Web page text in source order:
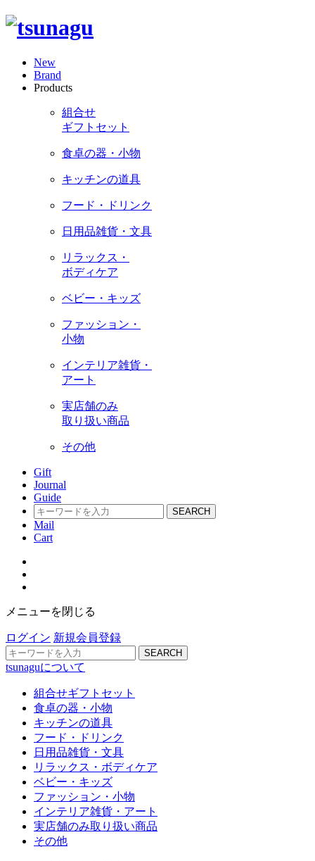
New
Brand
Products
組合せ
ギフトセット
食卓の器・小物
キッチンの道具
フード・ドリンク
日用品雑貨・文具
リラックス・
ボディケア
ベビー・キッズ
ファッション・
小物
インテリア雑貨・
アート
実店舗のみ
取り扱い商品
その他
Gift
Journal
Guide
SEARCH
Mail
Cart
メニューを閉じる
ログイン 新規会員登録
SEARCH
tsunaguについて
組合せギフトセット
食卓の器・小物
キッチンの道具
フード・ドリンク
日用品雑貨・文具
リラックス・ボディケア
ベビー・キッズ
ファッション・小物
インテリア雑貨・アート
実店舗のみ取り扱い商品
その他